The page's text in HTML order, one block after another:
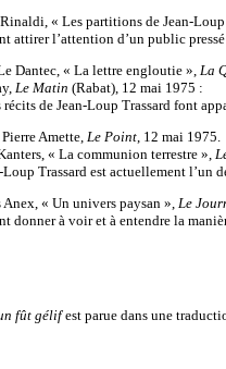
« Les partitions de Jean-Loup
attirer l’attention d’un public
Dantec, « La lettre engloutie », La
Le Matin (Rabat), 12 mai 1975 :
récits de Jean-Loup Trassard font
Pierre Amette, Le Point, 12 mai 1975.
« La communion terrestre »,
Trassard est actuellement l’un
Anex, « Un univers paysan », Le
donner à voir et à entendre la
fût gélifest parue dans une